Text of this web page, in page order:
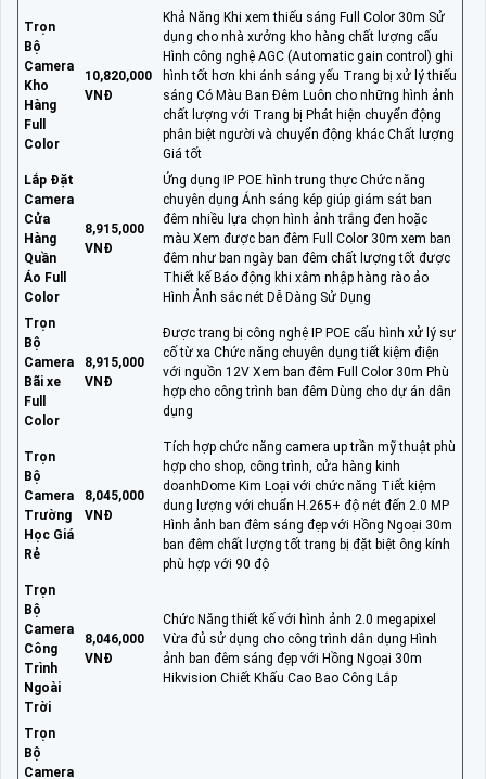
Trọn
Bộ
Camera
Kho
Hàng
Full
Color
10,820,000
VNĐ
Khả Năng Khi xem thiếu sáng Full Color 30m Sử
dụng cho nhà xưởng kho hàng chất lượng cấu
Hình công nghệ AGC (Automatic gain control) ghi
hình tốt hơn khi ánh sáng yếu Trang bị xử lý thiếu
sáng Có Màu Ban Đêm Luôn cho những hình ảnh
chất lượng với Trang bị Phát hiện chuyển động
phân biệt người và chuyển động khác Chất lượng
Giá tốt
Lắp Đặt
Camera
Cửa
Hàng
Quần
Áo Full
Color
8,915,000
VNĐ
Ứng dụng IP POE hình trung thực Chức năng
chuyên dụng Ánh sáng kép giúp giám sát ban
đêm nhiều lựa chọn hình ảnh trắng đen hoặc
màu Xem được ban đêm Full Color 30m xem ban
đêm như ban ngày ban đêm chất lượng tốt được
Thiết kế Báo động khi xâm nhập hàng rào ảo
Hình Ảnh sắc nét Dễ Dàng Sử Dụng
Trọn
Bộ
Camera
Bãi xe
Full
Color
8,915,000
VNĐ
Được trang bị công nghệ IP POE cấu hình xử lý sự
cố từ xa Chức năng chuyên dụng tiết kiệm điện
với nguồn 12V Xem ban đêm Full Color 30m Phù
hợp cho công trình ban đêm Dùng cho dự án dân
dụng
Trọn
Bộ
Camera
Trường
Học Giá
Rẻ
8,045,000
VNĐ
Tích hợp chức năng camera up trần mỹ thuật phù
hợp cho shop, công trình, cửa hàng kinh
doanhDome Kim Loại với chức năng Tiết kiệm
dung lượng với chuẩn H.265+ độ nét đến 2.0 MP
Hình ảnh ban đêm sáng đẹp với Hồng Ngoại 30m
ban đêm chất lượng tốt trang bị đặt biệt ông kính
phù hợp với 90 độ
Trọn
Bộ
Camera
Công
Trình
Ngoài
Trời
8,046,000
VNĐ
Chức Năng thiết kế với hình ảnh 2.0 megapixel
Vừa đủ sử dụng cho công trình dân dụng Hình
ảnh ban đêm sáng đẹp với Hồng Ngoại 30m
Hikvision Chiết Khấu Cao Bao Công Lắp
Trọn
Bộ
Camera